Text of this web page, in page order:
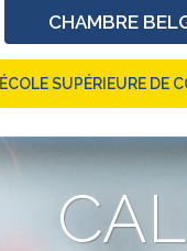
CHAMBRE
ÉCOLE SUPÉRIEURE DE